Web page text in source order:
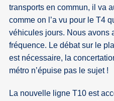
transports en commun, il va
comme on l’a vu pour le T4
véhicules jours. Nous avons
fréquence. Le débat sur le
est nécessaire, la
métro n’épuise pas le sujet !
La nouvelle ligne T10 est